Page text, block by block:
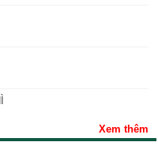
Xem thêm